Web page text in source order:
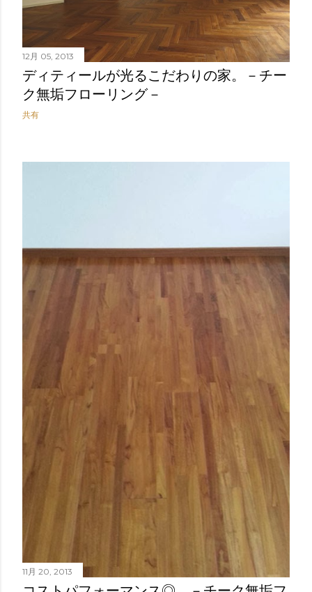
12月 05, 2013
ディティールが光るこだわりの家。－チー
ク無垢フローリング－
共有
11月 20, 2013